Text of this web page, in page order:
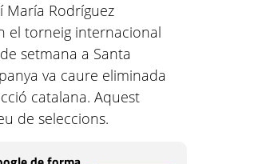
María Rodríguez
el torneig internacional
setmana a Santa
va caure eliminada
catalana. Aquest
de seleccions.